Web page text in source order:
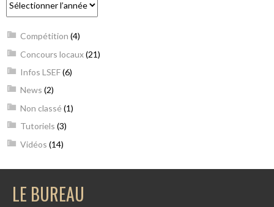
Compétition (4)
Concours locaux(21)
Infos LSEF(6)
News (2)
Non classé (1)
Tutoriels (3)
Vidéos (14)
LE BUREAU